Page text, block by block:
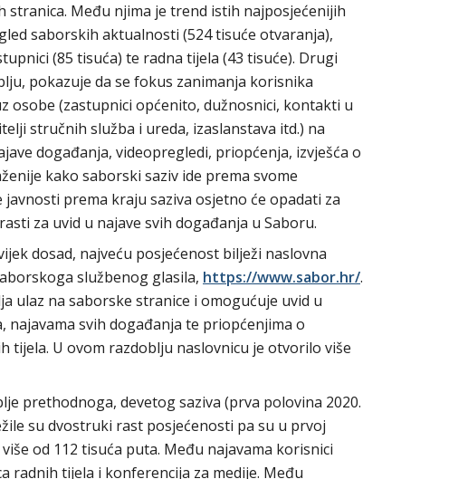
Među njima je trend istih najposjećenijih
saborskih aktualnosti (524 tisuće otvaranja),
(85 tisuća) te radna tijela (43 tisuće). Drugi
pokazuje da se fokus zanimanja korisnika
osobe (zastupnici općenito, dužnosnici, kontakti u
stručnih služba i ureda, izaslanstava itd.) na
događanja, videopregledi, priopćenja, izvješća o
kako saborski saziv ide prema svome
prema kraju saziva osjetno će opadati za
za uvid u najave svih događanja u Saboru.
dosad, najveću posjećenost bilježi naslovna
službenog glasila, https://www.sabor.hr/.
ulaz na saborske stranice i omogućuje uvid u
najavama svih događanja te priopćenjima o
tijela. U ovom razdoblju naslovnicu je otvorilo više
prethodnoga, devetog saziva (prva polovina 2020.
su dvostruki rast posjećenosti pa su u prvoj
od 112 tisuća puta. Među najavama korisnici
radnih tijela i konferencija za medije. Među